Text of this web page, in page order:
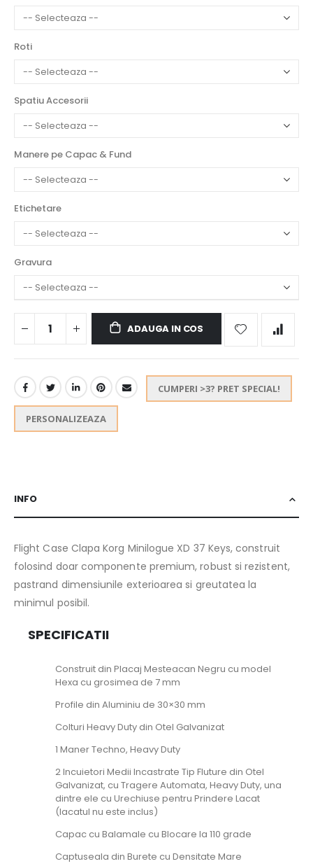
Roti
Spatiu Accesorii
Manere pe Capac & Fund
Etichetare
Gravura
ADAUGA IN COS
CUMPERI >3? PRET SPECIAL!
PERSONALIZEAZA
INFO
Flight Case Clapa Korg Minilogue XD 37 Keys, construit
folosind doar componente premium, robust si rezistent,
pastrand dimensiunile exterioarea si greutatea la
minimul posibil.
SPECIFICATII
Construit din Placaj Mesteacan Negru cu model
Hexa cu grosimea de 7 mm
Profile din Aluminiu de 30×30 mm
Colturi Heavy Duty din Otel Galvanizat
1 Maner Techno, Heavy Duty
2 Incuietori Medii Incastrate Tip Fluture din Otel
Galvanizat, cu Tragere Automata, Heavy Duty, una
dintre ele cu Urechiuse pentru Prindere Lacat
(lacatul nu este inclus)
Capac cu Balamale cu Blocare la 110 grade
Captuseala din Burete cu Densitate Mare